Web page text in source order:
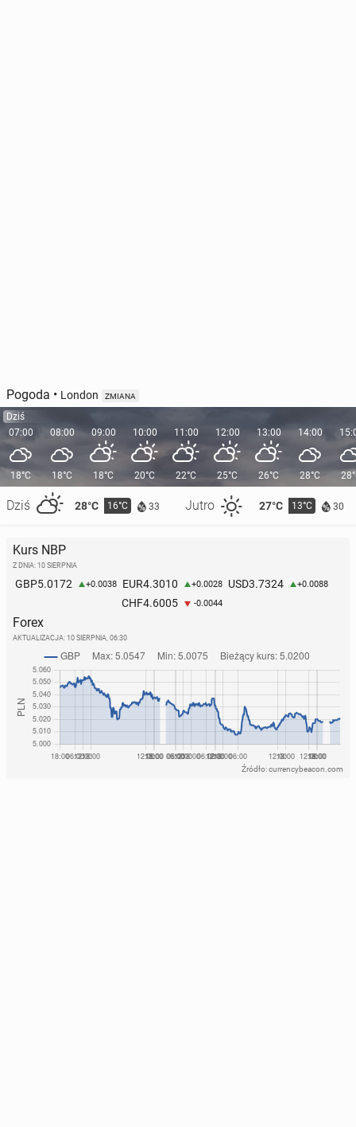
Pogoda • London ZMIANA
Dziś
07:00
18°C
Dziś 28°C 16°C 33 Jutro 27°C 13°C 30
08:00
18°C
09:00
18°C
10:00
20°C
11:00
22°C
12:00
25°C
13:00
26°C
14:00
28°C
Kurs NBP
Z DNIA: 10 SIERPNIA
GBP5.0172 +0.0038 EUR4.3010 +0.0028 USD3.7324 +0.0088
CHF4.6005 -0.0044
Forex
AKTUALIZACJA: 10 SIERPNIA, 06:30
Źródło: currencybeacon.com